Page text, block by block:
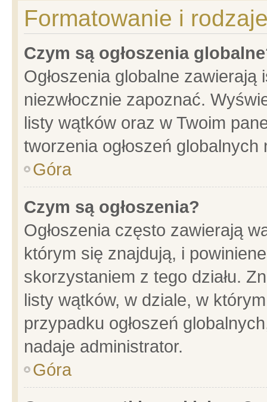
Formatowanie i
Czym są ogłoszenia
Ogłoszenia globalne
niezwłocznie zapoznać.
listy wątków oraz w Twoim
tworzenia ogłoszeń
Góra
Czym są ogłoszenia?
Ogłoszenia często zawierają
którym się znajdują, i
skorzystaniem z tego działu.
listy wątków, w dziale, w
przypadku ogłoszeń
nadaje administrator.
Góra